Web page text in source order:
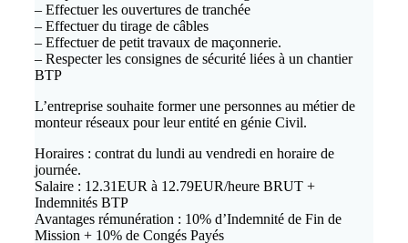
– Effectuer les ouvertures de tranchée
– Effectuer du tirage de câbles
– Effectuer de petit travaux de maçonnerie.
– Respecter les consignes de sécurité liées à un chantier
BTP
L’entreprise souhaite former une personnes au métier de
monteur réseaux pour leur entité en génie Civil.
Horaires : contrat du lundi au vendredi en horaire de
journée.
Salaire : 12.31EUR à 12.79EUR/heure BRUT +
Indemnités BTP
Avantages rémunération : 10% d’Indemnité de Fin de
Mission + 10% de Congés Payés